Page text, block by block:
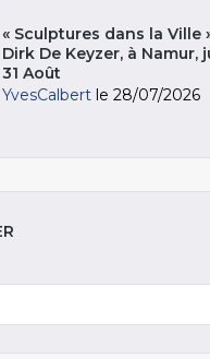
« Sculptures dans la Ville
Dirk De Keyzer, à Namur,
31 Août
YvesCalbert le 28/07/2026